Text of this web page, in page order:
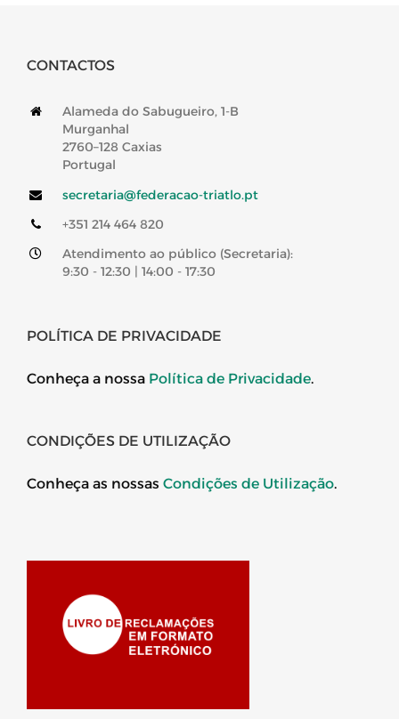
CONTACTOS
Alameda do Sabugueiro, 1-B
Murganhal
2760–128 Caxias
Portugal
secretaria@federacao-triatlo.pt
+351 214 464 820
Atendimento ao público (Secretaria):
9:30 - 12:30 | 14:00 - 17:30
POLÍTICA DE PRIVACIDADE
Conheça a nossa Política de Privacidade.
CONDIÇÕES DE UTILIZAÇÃO
Conheça as nossas Condições de Utilização.